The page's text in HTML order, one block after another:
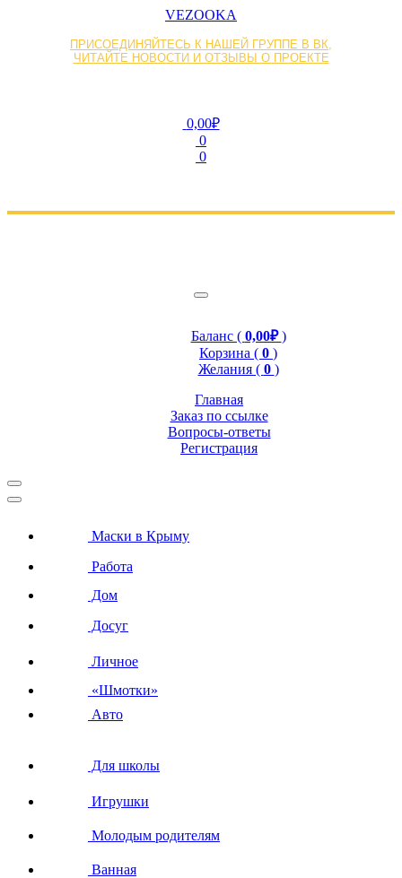
VEZOOKA
ПРИСОЕДИНЯЙТЕСЬ К НАШЕЙ ГРУППЕ В ВК,
ЧИТАЙТЕ НОВОСТИ И ОТЗЫВЫ О ПРОЕКТЕ
0,00₽
0
0
Баланс ( 0,00₽)
Корзина ( 0 )
Желания ( 0 )
Главная
Заказ по ссылке
Вопросы-ответы
Регистрация
Маски в Крыму
Работа
Дом
Досуг
Личное
«Шмотки»
Авто
Для школы
Игрушки
Молодым родителям
Ванная